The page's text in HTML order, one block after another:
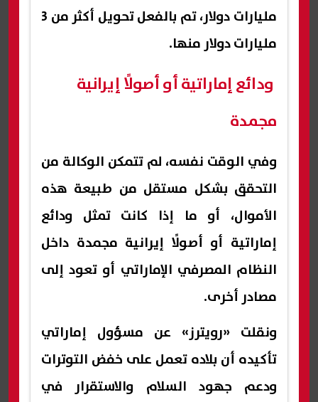
مليارات دولار، تم بالفعل تحويل أكثر من 3
مليارات دولار منها.
ودائع إماراتية أو أصولًا إيرانية
مجمدة
وفي الوقت نفسه، لم تتمكن الوكالة من
التحقق بشكل مستقل من طبيعة هذه
الأموال، أو ما إذا كانت تمثل ودائع
إماراتية أو أصولًا إيرانية مجمدة داخل
النظام المصرفي الإماراتي أو تعود إلى
مصادر أخرى.
ونقلت «رويترز» عن مسؤول إماراتي
تأكيده أن بلاده تعمل على خفض التوترات
ودعم جهود السلام والاستقرار في